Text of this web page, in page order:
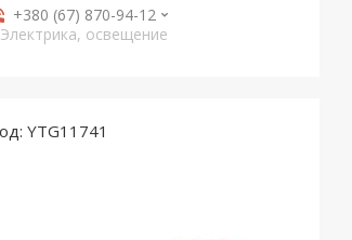
+380 (67) 870-94-12
Электрика, освещение
YTG11741